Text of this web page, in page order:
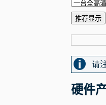
推荐显示
请
硬件